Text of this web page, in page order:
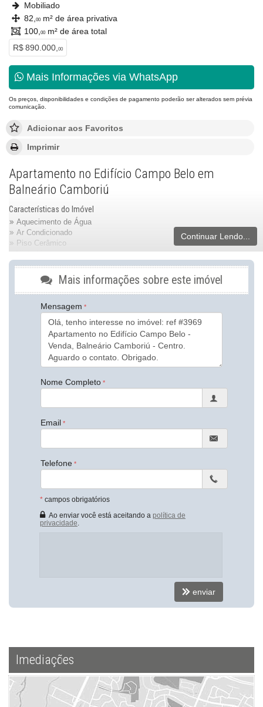
Mobiliado
82, 00m² de área privativa
100, 00m² de área total
R$ 890.000, 00
Mais Informações via WhatsApp
Os preços, disponibilidades e condições de pagamento poderão ser alterados sem prévia
comunicação.
Adicionar aos Favoritos
Imprimir
Apartamento no Edifício Campo Belo em
Balneário Camboriú
Características do Imóvel
Aquecimento de Água
Ar Condicionado
Piso Cerâmico
Vista Livre
Móveis Planejados
Aceita Pet
Área de Serviço
Sacada / Varanda
Sala de Estar
Sala de Jantar
Banheiro Social
Sala de TV
Suíte Standard
Salão de Festas
Hall Decorado e Mobiliado
Endereço:
Rua 2870
Balneário Camboriú /SC
Continuar Lendo...
Mais informações sobre este imóvel
Mensagem
Nome Completo
Email
Telefone
* campos obrigatórios
Ao enviar você está aceitando a política de
privacidade
enviar
Imediações